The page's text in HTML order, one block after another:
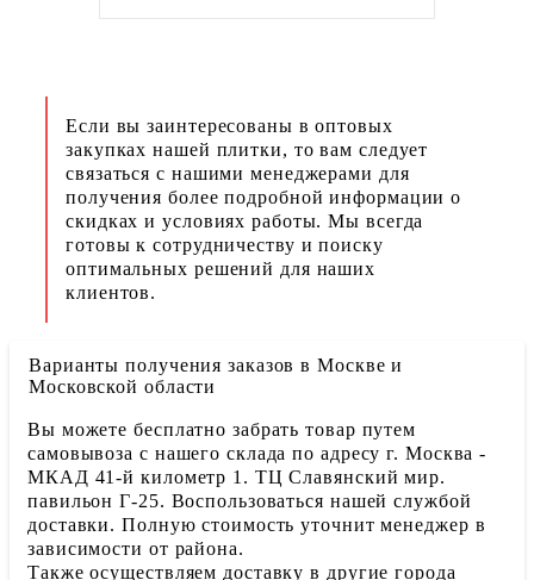
Если вы заинтересованы в оптовых
закупках нашей плитки, то вам следует
связаться с нашими менеджерами для
получения более подробной информации о
скидках и условиях работы. Мы всегда
готовы к сотрудничеству и поиску
оптимальных решений для наших
клиентов.
Варианты получения заказов в Москве и
Московской области
Вы можете бесплатно забрать товар путем
самовывоза с нашего склада по адресу г. Москва -
МКАД 41-й километр 1. ТЦ Славянский мир.
павильон Г-25. Воспользоваться нашей службой
доставки. Полную стоимость уточнит менеджер в
зависимости от района.
Также осуществляем доставку в другие города